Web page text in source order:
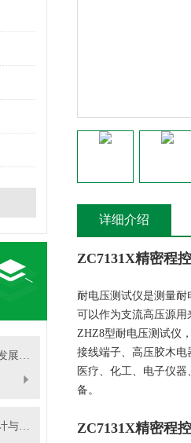
2026年低功率因数瓦特表行业发展概况
低功率因数瓦特表：原理、设计与应用
详细介绍
ZC7131X精密程
耐电压测试仪是测量
可以作为支流高压源
ZHZ8型耐电压测试仪
接线端子、高压胶木
医疗、化工、电子仪
备。
ZC7131X精密程